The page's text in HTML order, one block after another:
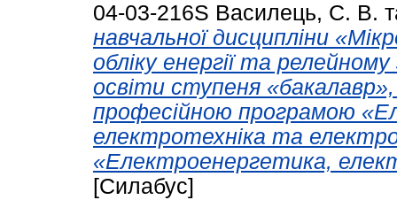
04-03-216S Василець, С. В.
навчальної дисципліни
обліку енергії та
освіти ступеня
професійною програмою
електротехніка та
«Електроенергетика,
[Силабус]